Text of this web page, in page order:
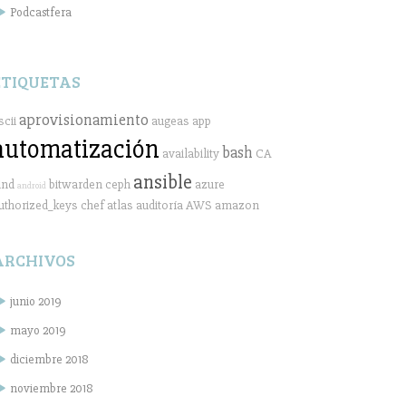
Podcastfera
aprovisionamiento augeas app
availabilitybash CA
android bitwarden ceph ansible azure
chef atlas auditoríaAWS amazon
junio 2019
mayo 2019
diciembre 2018
noviembre 2018